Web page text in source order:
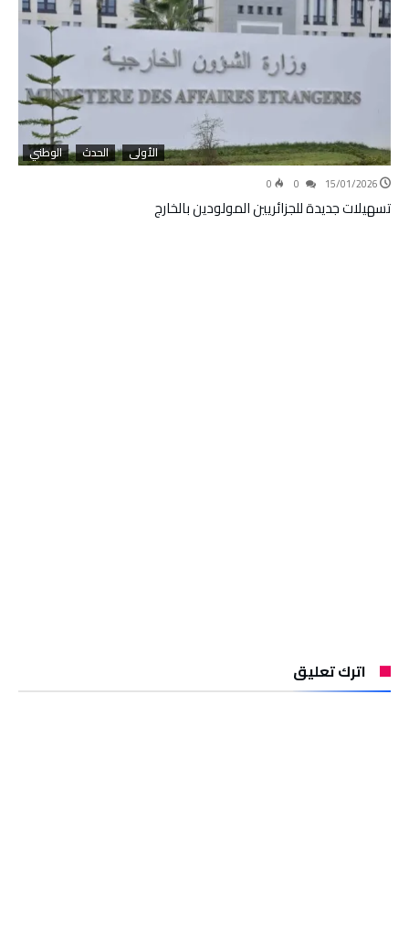
الأولى الحدث الوطني
15/01/2026
0
تسهيلات جديدة للجزائريين المولودين بالخارج
اترك تعليق